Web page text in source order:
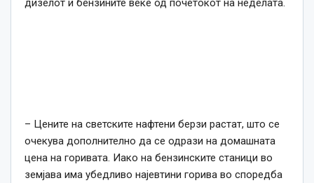
– Цените на светските нафтени берзи растат, што се
очекува дополнително да се одрази на домашната
цена на горивата. Иако на бензинските станици во
земјава има убедливо најевтини горива во споредба